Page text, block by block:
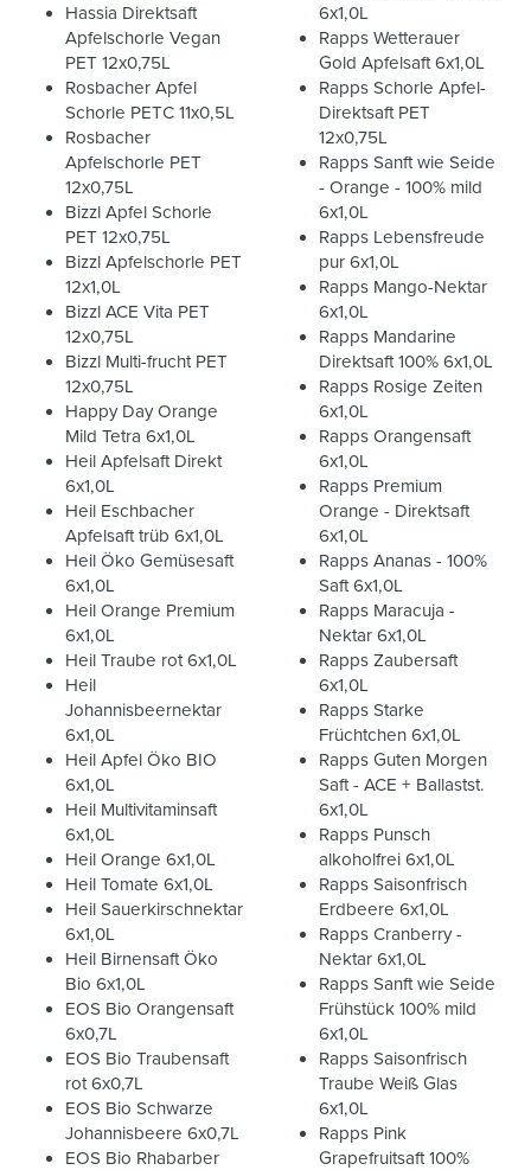
Hassia Direktsaft
Apfelschorle Vegan
PET 12x0,75L
Rosbacher Apfel
Schorle PETC 11x0,5L
Rosbacher
Apfelschorle PET
12x0,75L
Bizzl Apfel Schorle
PET 12x0,75L
Bizzl Apfelschorle PET
12x1,0L
Bizzl ACE Vita PET
12x0,75L
Bizzl Multi-frucht PET
12x0,75L
Happy Day Orange
Mild Tetra 6x1,0L
Heil Apfelsaft Direkt
6x1,0L
Heil Eschbacher
Apfelsaft trüb 6x1,0L
Heil Öko Gemüsesaft
6x1,0L
Heil Orange Premium
6x1,0L
Heil Traube rot 6x1,0L
Heil
Johannisbeernektar
6x1,0L
Heil Apfel Öko BIO
6x1,0L
Heil Multivitaminsaft
6x1,0L
Heil Orange 6x1,0L
Heil Tomate 6x1,0L
Heil Sauerkirschnektar
6x1,0L
Heil Birnensaft Öko
Bio 6x1,0L
EOS Bio Orangensaft
6x0,7L
EOS Bio Traubensaft
rot 6x0,7L
EOS Bio Schwarze
Johannisbeere 6x0,7L
EOS Bio Rhabarber
6x1,0L
Rapps Wetterauer
Gold Apfelsaft 6x1,0L
Rapps Schorle Apfel-
Direktsaft PET
12x0,75L
Rapps Sanft wie Seide
- Orange - 100% mild
6x1,0L
Rapps Lebensfreude
pur 6x1,0L
Rapps Mango-Nektar
6x1,0L
Rapps Mandarine
Direktsaft 100% 6x1,0L
Rapps Rosige Zeiten
6x1,0L
Rapps Orangensaft
6x1,0L
Rapps Premium
Orange - Direktsaft
6x1,0L
Rapps Ananas - 100%
Saft 6x1,0L
Rapps Maracuja -
Nektar 6x1,0L
Rapps Zaubersaft
6x1,0L
Rapps Starke
Früchtchen 6x1,0L
Rapps Guten Morgen
Saft - ACE + Ballastst.
6x1,0L
Rapps Punsch
alkoholfrei 6x1,0L
Rapps Saisonfrisch
Erdbeere 6x1,0L
Rapps Cranberry -
Nektar 6x1,0L
Rapps Sanft wie Seide
Frühstück 100% mild
6x1,0L
Rapps Saisonfrisch
Traube Weiß Glas
6x1,0L
Rapps Pink
Grapefruitsaft 100%